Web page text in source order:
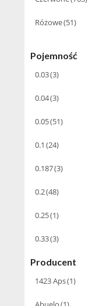
wzmacniane
Absynt (8)
Chacha Marani
Armagnac
Rum(86)
Pastis(3)
Miniaturki
Rocznikowe
Cachaca(3)
Pisco(4)
Bourbon (42)
Różowe(51)
Pojemność
0.03(3)
0.04(3)
0.05(51)
0.1 (24)
0.187(3)
0.2(48)
0.25(1)
0.33(3)
0.35(53)
0.375 (28)
Producent
1423 Aps(1)